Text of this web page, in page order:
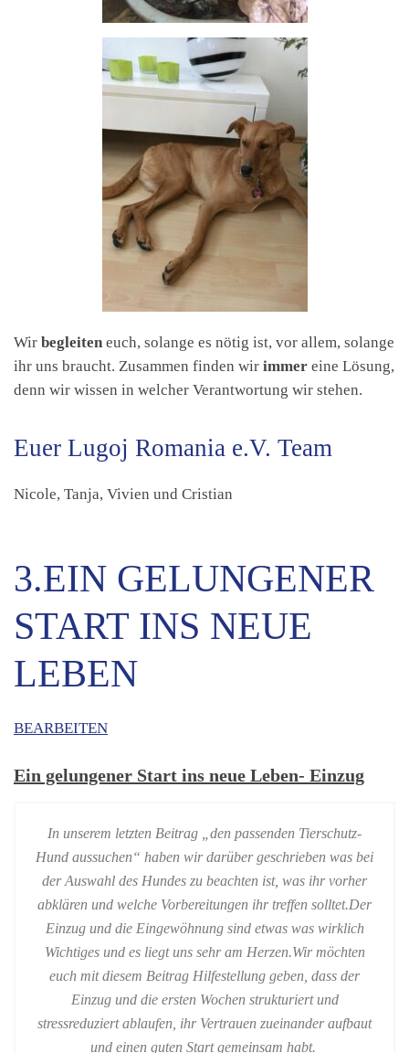
Wir begleiten euch, solange es nötig ist, vor allem, solange
ihr uns braucht. Zusammen finden wir immer eine Lösung,
denn wir wissen in welcher Verantwortung wir stehen.
Euer Lugoj Romania e.V. Team
Nicole, Tanja, Vivien und Cristian
3.EIN GELUNGENER
START INS NEUE
LEBEN
BEARBEITEN
Ein gelungener Start ins neue Leben- Einzug
In unserem letzten Beitrag „den passenden Tierschutz-
Hund aussuchen“ haben wir darüber geschrieben was bei
der Auswahl des Hundes zu beachten ist, was ihr vorher
abklären und welche Vorbereitungen ihr treffen solltet.Der
Einzug und die Eingewöhnung sind etwas was wirklich
Wichtiges und es liegt uns sehr am Herzen.Wir möchten
euch mit diesem Beitrag Hilfestellung geben, dass der
Einzug und die ersten Wochen strukturiert und
stressreduziert ablaufen, ihr Vertrauen zueinander aufbaut
und einen guten Start gemeinsam habt.